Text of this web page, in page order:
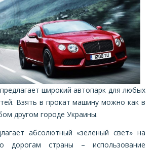
широкий автопарк для любых
Взять в прокат машину можно как в
другом городе Украины.
абсолютный «зеленый свет» на
дорогам страны – использование